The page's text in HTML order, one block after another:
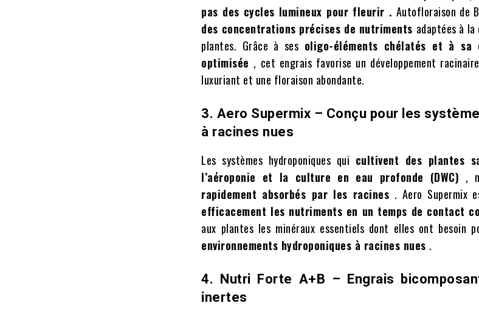
pas des cycles lumineux pour fleurir . Autofloraison de
des concentrations précises de nutriments adaptées à
plantes. Grâce à ses oligo-éléments chélatés et à sa
optimisée , cet engrais favorise un développement
luxuriant et une floraison abondante.
3. Aero Supermix – Conçu pour les
à racines nues
Les systèmes hydroponiques qui cultivent des plantes
l’aéroponie et la culture en eau profonde (DWC) ,
rapidement absorbés par les racines . Aero Supermix
efficacement les nutriments en un temps de contact
aux plantes les minéraux essentiels dont elles ont besoin
environnements hydroponiques à racines nues .
4. Nutri Forte A+B – Engrais
inertes